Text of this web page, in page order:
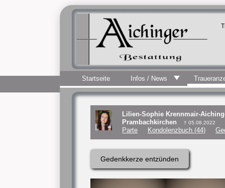
Startseite Infos / News
Lilien-Sophie Krennmair-
Prambachkirchen
† 05.08.2022
Parte Kondolenzbuch (44)
Gedenkkerze entzünden